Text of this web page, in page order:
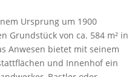
Ursprung um 1900
Grundstück von ca. 584 m² in
Anwesen bietet mit seinem
und Innenhof ein